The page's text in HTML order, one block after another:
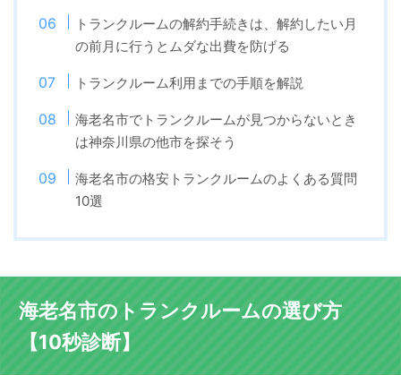
トランクルームの解約手続きは、解約したい月
の前月に行うとムダな出費を防げる
トランクルーム利用までの手順を解説
海老名市でトランクルームが見つからないとき
は神奈川県の他市を探そう
海老名市の格安トランクルームのよくある質問
10選
海老名市のトランクルームの選び方
【10秒診断】